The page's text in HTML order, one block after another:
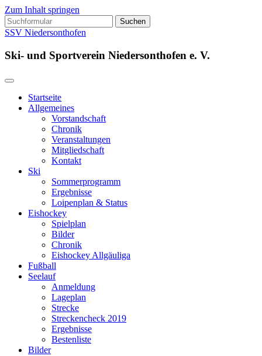
Zum Inhalt springen
Suchen
nach:
SSV Niedersonthofen
Ski- und Sportverein Niedersonthofen e. V.
Startseite
Allgemeines
Vorstandschaft
Chronik
Veranstaltungen
Mitgliedschaft
Kontakt
Ski
Sommerprogramm
Ergebnisse
Loipenplan & Status
Eishockey
Spielplan
Bilder
Chronik
Eishockey Allgäuliga
Fußball
Seelauf
Anmeldung
Lageplan
Strecke
Streckencheck 2019
Ergebnisse
Bestenliste
Bilder